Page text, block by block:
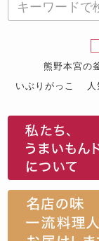
熊野本宮の
いぶりがっこ